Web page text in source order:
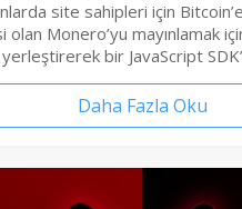
site sahipleri için
olan Monero’yu mayınlamak
bir JavaScript
Daha Fazla Oku